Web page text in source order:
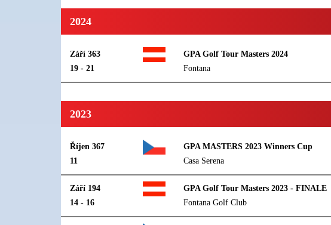
2024
Září 363
19 - 21
GPA Golf Tour Masters 2024
Fontana
2023
Říjen 367
11
GPA MASTERS 2023 Winners Cup
Casa Serena
Září 194
14 - 16
GPA Golf Tour Masters 2023 - FINALE
Fontana Golf Club